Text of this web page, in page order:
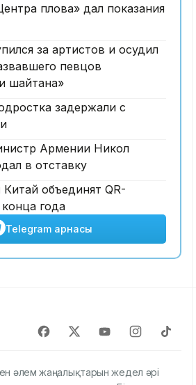
плова» дал показания
за артистов и осудил
певцов
шайтана»
задержали с
Армении Никол
в отставку
Китай объединят QR-
года
Telegram арнасы
әлем жаңалықтарын жедел әрі